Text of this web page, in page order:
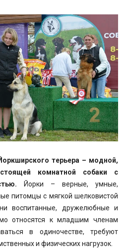
терьера – модной,
комнатной собаки с
Йорки – верные, умные,
питомцы с мягкой шелковистой
воспитанные, дружелюбные и
относятся к младшим членам
в одиночестве, требуют
и физических нагрузок.